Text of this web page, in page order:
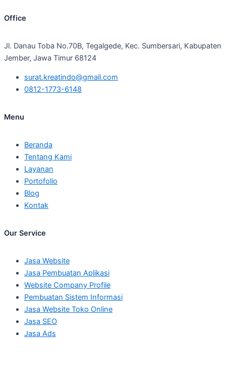
Office
Jl. Danau Toba No.70B, Tegalgede, Kec. Sumbersari, Kabupaten
Jember, Jawa Timur 68124
surat.kreatindo@gmail.com
0812-1773-6148
Menu
Beranda
Tentang Kami
Layanan
Portofolio
Blog
Kontak
Our Service
Jasa Website
Jasa Pembuatan Aplikasi
Website Company Profile
Pembuatan Sistem Informasi
Jasa Website Toko Online
Jasa SEO
Jasa Ads